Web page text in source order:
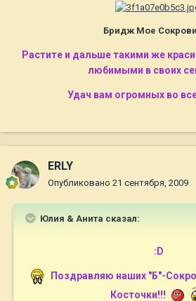
Бридж Мое
Растите и дальше такими же
любимыми в своих
Удач вам огромных во
ERLY
Опубликовано 21 сентября, 2009
Юлия & Анита сказал:
:D
Поздравляю наших "Б"-
Косточки!!!